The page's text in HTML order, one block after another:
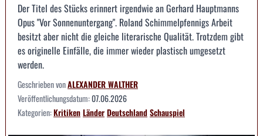
Der Titel des Stücks erinnert irgendwie an Gerhard Hauptmanns
Opus "Vor Sonnenuntergang". Roland Schimmelpfennigs Arbeit
besitzt aber nicht die gleiche literarische Qualität. Trotzdem gibt
es originelle Einfälle, die immer wieder plastisch umgesetzt
werden.
Geschrieben vonALEXANDER WALTHER
Veröffentlichungsdatum:07.06.2026
Kategorien:KritikenLänderDeutschlandSchauspiel